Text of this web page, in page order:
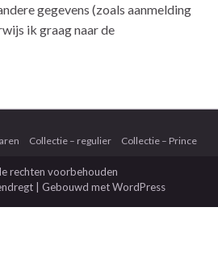
gegevens (zoals aanmelding
ik graag naar de
Collectie – regulier Collectie – Prince
rechten voorbehouden
| Gebouwd metWordPress